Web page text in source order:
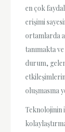
en çok
erişimi
ortamlarda
tanımakta
durum,
oluşmasına
Teknolojinin